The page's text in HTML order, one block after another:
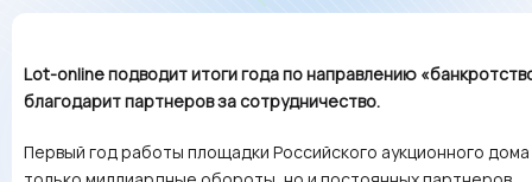
Lot-online подводит итоги года по направлению
благодарит партнеров за сотрудничество.
Первый год работы площадки Российского аукционного